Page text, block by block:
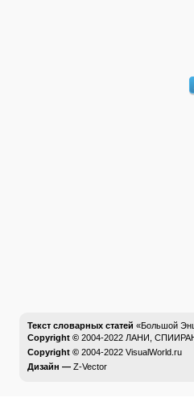
Текст словарных статей «Большой
Copyright © 2004-2022 ЛАНИ,
Copyright © 2004-2022 VisualWorld.ru
Дизайн — Z-Vector